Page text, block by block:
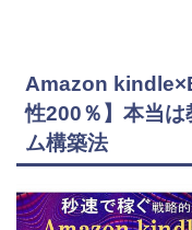
Amazon
性200％】本当
ム構築法